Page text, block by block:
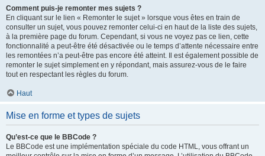
Comment puis-je remonter mes sujets ?
En cliquant sur le lien « Remonter le sujet » lorsque vous êtes en train de
consulter un sujet, vous pouvez remonter celui-ci en haut de la liste des sujets,
à la première page du forum. Cependant, si vous ne voyez pas ce lien, cette
fonctionnalité a peut-être été désactivée ou le temps d’attente nécessaire entre
les remontées n’a peut-être pas encore été atteint. Il est également possible de
remonter le sujet simplement en y répondant, mais assurez-vous de le faire
tout en respectant les règles du forum.
Haut
Mise en forme et types de sujets
Qu’est-ce que le BBCode ?
Le BBCode est une implémentation spéciale du code HTML, vous offrant un